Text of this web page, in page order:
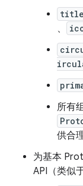
、
所有
供合
为基本
API（类似